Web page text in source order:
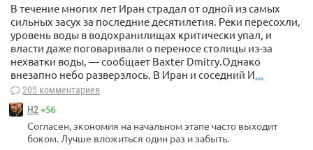
В течение многих лет Иран страдал от одной из самых
сильных засух за последние десятилетия. Реки пересохли,
уровень воды в водохранилищах критически упал, и
власти даже поговаривали о переносе столицы из-за
нехватки воды, — сообщает Baxter Dmitry.Однако
внезапно небо разверзлось. В Иран и соседний И
205 комментариев
Н2 +56
Согласен, экономия на начальном этапе часто выходит
боком. Лучше вложиться один раз и забыть.